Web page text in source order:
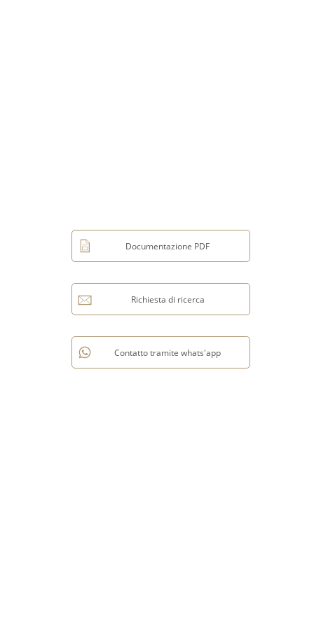
Documentazione PDF
Richiesta di ricerca
Contatto tramite whats'app